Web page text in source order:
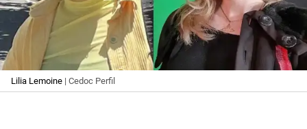
Lilia Lemoine | Cedoc Perfil